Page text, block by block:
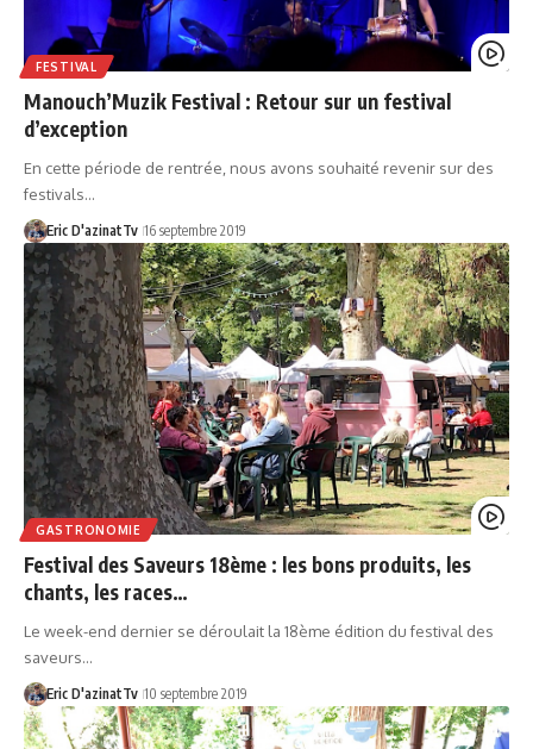
FESTIVAL
Manouch’Muzik Festival : Retour sur un festival
d’exception
En cette période de rentrée, nous avons souhaité revenir sur des
festivals…
Eric D'azinatTv 16 septembre 2019
GASTRONOMIE
Festival des Saveurs 18ème : les bons produits, les
chants, les races…
Le week-end dernier se déroulait la 18ème édition du festival des
saveurs…
Eric D'azinatTv 10 septembre 2019